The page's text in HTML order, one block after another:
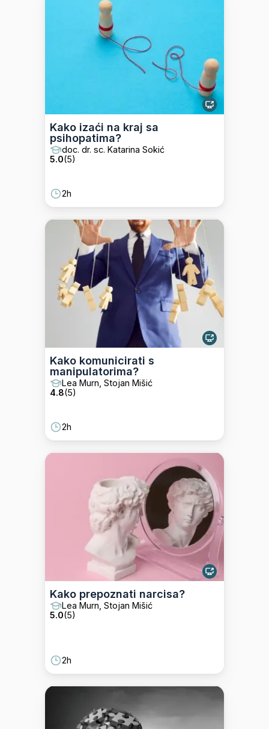
Kako izaći na kraj sa
psihopatima?
doc. dr. sc. Katarina Sokić
5.0(5)
2h
Kako komunicirati s
manipulatorima?
Lea Murn, Stojan Mišić
4.8(5)
2h
Kako prepoznati narcisa?
Lea Murn, Stojan Mišić
5.0(5)
2h